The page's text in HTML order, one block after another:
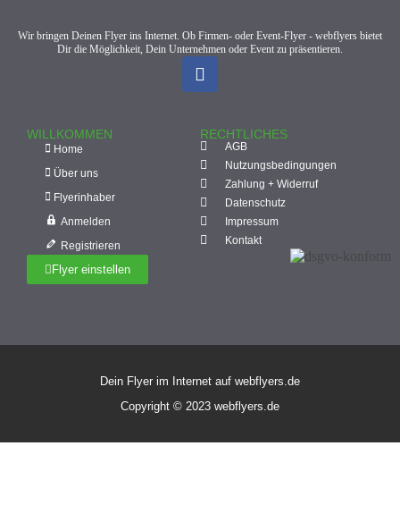
Wir bringen Deinen Flyer ins Internet. Ob Firmen- oder Event-Flyer - webflyers bietet
Dir die Möglichkeit, Dein Unternehmen oder Event zu präsentieren.
WILLKOMMEN
Home
Über uns
Flyerinhaber
Anmelden
Registrieren
Flyer einstellen
RECHTLICHES
AGB
Nutzungsbedingungen
Zahlung + Widerruf
Datenschutz
Impressum
Kontakt
Dein Flyer im Internet auf webflyers.de
Copyright © 2023 webflyers.de